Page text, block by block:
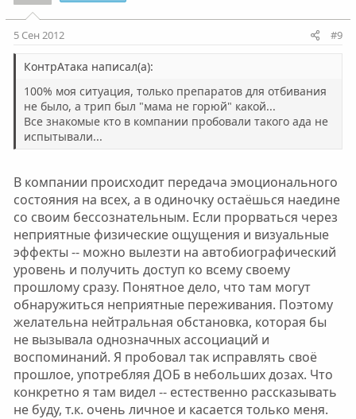
5 Сен 2012 #9
КонтрАтака написал(а):
100% моя ситуация, только препаратов для отбивания
не было, а трип был "мама не горюй" какой...
Все знакомые кто в компании пробовали такого ада не
испытывали...
В компании происходит передача эмоционального
состояния на всех, а в одиночку остаёшься наедине
со своим бессознательным. Если прорваться через
неприятные физические ощущения и визуальные
эффекты -- можно вылезти на автобиографический
уровень и получить доступ ко всему своему
прошлому сразу. Понятное дело, что там могут
обнаружиться неприятные переживания. Поэтому
желательна нейтральная обстановка, которая бы
не вызывала однозначных ассоциаций и
воспоминаний. Я пробовал так исправлять своё
прошлое, употребляя ДОБ в небольших дозах. Что
конкретно я там видел -- естественно рассказывать
не буду, т.к. очень личное и касается только меня.